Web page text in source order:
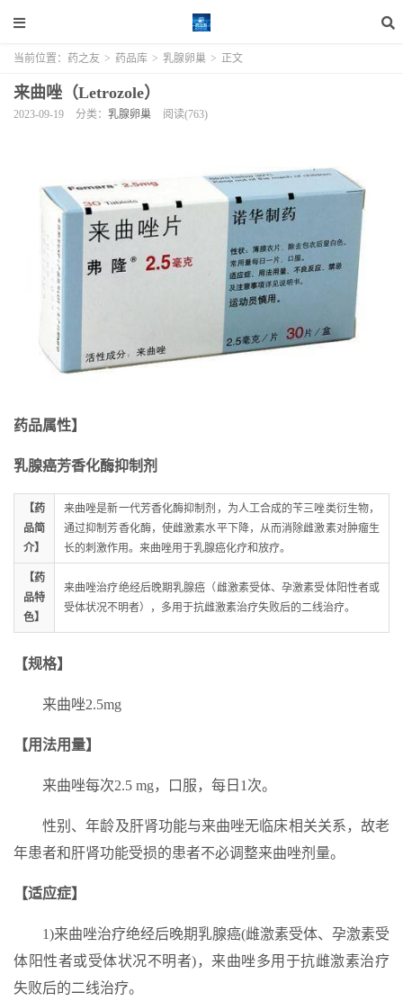
当前位置： 药之友 > 药品库 > 乳腺卵巢 > 正文
来曲唑（Letrozole）
2023-09-19 分类： 乳腺卵巢 阅读(763)
药品属性】
乳腺癌芳香化酶抑制剂
【药
品简
介】
来曲唑是新一代芳香化酶抑制剂，为人工合成的苄三唑类衍生物，
通过抑制芳香化酶，使雌激素水平下降，从而消除雌激素对肿瘤生
长的刺激作用。来曲唑用于乳腺癌化疗和放疗。
【药
品特
色】
来曲唑治疗绝经后晚期乳腺癌（雌激素受体、孕激素受体阳性者或
受体状况不明者），多用于抗雌激素治疗失败后的二线治疗。
【规格】
来曲唑2.5mg
【用法用量】
来曲唑每次2.5 mg，口服，每日1次。
性别、年龄及肝肾功能与来曲唑无临床相关关系，故老
年患者和肝肾功能受损的患者不必调整来曲唑剂量。
【适应症】
1)来曲唑治疗绝经后晚期乳腺癌(雌激素受体、孕激素受
体阳性者或受体状况不明者)，来曲唑多用于抗雌激素治疗
失败后的二线治疗。